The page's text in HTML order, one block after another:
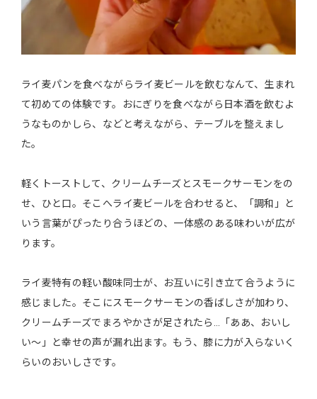
ライ麦パンを食べながらライ麦ビールを飲むなんて、生まれ
て初めての体験です。おにぎりを食べながら日本酒を飲むよ
うなものかしら、などと考えながら、テーブルを整えまし
た。
軽くトーストして、クリームチーズとスモークサーモンをの
せ、ひと口。そこへライ麦ビールを合わせると、「調和」と
いう言葉がぴったり合うほどの、一体感のある味わいが広が
ります。
ライ麦特有の軽い酸味同士が、お互いに引き立て合うように
感じました。そこにスモークサーモンの香ばしさが加わり、
クリームチーズでまろやかさが足されたら…「ああ、おいし
い〜」と幸せの声が漏れ出ます。もう、膝に力が入らないく
らいのおいしさです。